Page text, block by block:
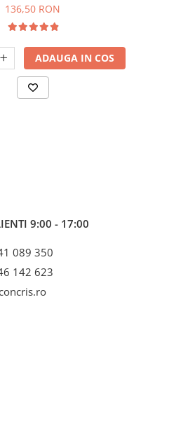
136,50 RON
ADAUGA IN COS
9:00 - 17:00
089 350
142 623